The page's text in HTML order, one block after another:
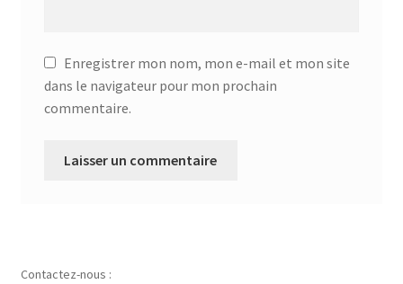
Enregistrer mon nom, mon e-mail et mon site
dans le navigateur pour mon prochain
commentaire.
Contactez-nous :